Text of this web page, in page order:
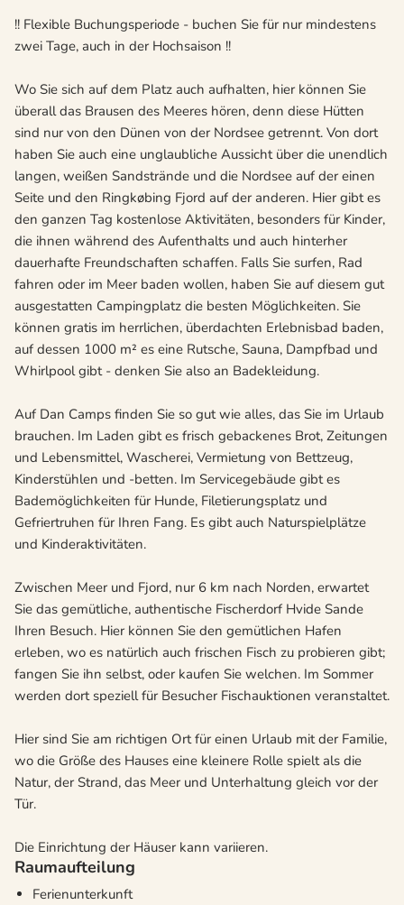
!! Flexible Buchungsperiode - buchen Sie für nur mindestens
zwei Tage, auch in der Hochsaison !!
Wo Sie sich auf dem Platz auch aufhalten, hier können Sie
überall das Brausen des Meeres hören, denn diese Hütten
sind nur von den Dünen von der Nordsee getrennt. Von dort
haben Sie auch eine unglaubliche Aussicht über die unendlich
langen, weißen Sandstrände und die Nordsee auf der einen
Seite und den Ringkøbing Fjord auf der anderen. Hier gibt es
den ganzen Tag kostenlose Aktivitäten, besonders für Kinder,
die ihnen während des Aufenthalts und auch hinterher
dauerhafte Freundschaften schaffen. Falls Sie surfen, Rad
fahren oder im Meer baden wollen, haben Sie auf diesem gut
ausgestatten Campingplatz die besten Möglichkeiten. Sie
können gratis im herrlichen, überdachten Erlebnisbad baden,
auf dessen 1000 m² es eine Rutsche, Sauna, Dampfbad und
Whirlpool gibt - denken Sie also an Badekleidung.
Auf Dan Camps finden Sie so gut wie alles, das Sie im Urlaub
brauchen. Im Laden gibt es frisch gebackenes Brot, Zeitungen
und Lebensmittel, Wascherei, Vermietung von Bettzeug,
Kinderstühlen und -betten. Im Servicegebäude gibt es
Bademöglichkeiten für Hunde, Filetierungsplatz und
Gefriertruhen für Ihren Fang. Es gibt auch Naturspielplätze
und Kinderaktivitäten.
Zwischen Meer und Fjord, nur 6 km nach Norden, erwartet
Sie das gemütliche, authentische Fischerdorf Hvide Sande
Ihren Besuch. Hier können Sie den gemütlichen Hafen
erleben, wo es natürlich auch frischen Fisch zu probieren gibt;
fangen Sie ihn selbst, oder kaufen Sie welchen. Im Sommer
werden dort speziell für Besucher Fischauktionen veranstaltet.
Hier sind Sie am richtigen Ort für einen Urlaub mit der Familie,
wo die Größe des Hauses eine kleinere Rolle spielt als die
Natur, der Strand, das Meer und Unterhaltung gleich vor der
Tür.
Die Einrichtung der Häuser kann variieren.
Raumaufteilung
Ferienunterkunft